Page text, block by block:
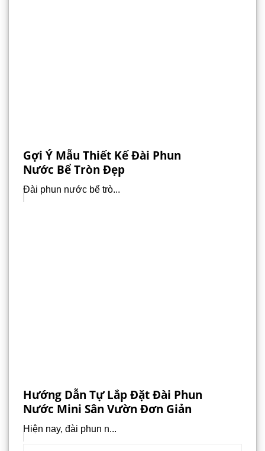
Gợi Ý Mẫu Thiết Kế Đài Phun
Nước Bể Tròn Đẹp
Đài phun nước bể trò...
Hướng Dẫn Tự Lắp Đặt Đài Phun
Nước Mini Sân Vườn Đơn Giản
Hiện nay, đài phun n...